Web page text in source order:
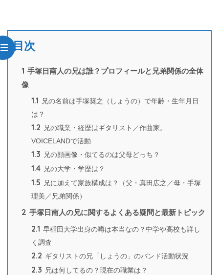
目次
1 手塚日南人の兄は誰？プロフィールと兄弟関係の全体
像
1.1
兄の名前は手塚奨之（しょうの）で年齢・生年月日
は？
1.2
兄の職業・経歴はギタリスト／作曲家。
VOICELANDで活動
1.3 兄の顔画像・似てるのは父母どっち？
1.4 兄の大学・学歴は？
1.5
兄に加えて家族構成は？（父・真田広之／母・手塚
理美／兄弟関係）
2 手塚日南人の兄に関するよくある疑問と最新トピック
2.1 早稲田大学出身の噂は本当なの？中学や高校も詳し
く調査
2.2 ギタリストの兄「しょうの」のバンド活動状況
2.3 兄は何してるの？現在の職業は？